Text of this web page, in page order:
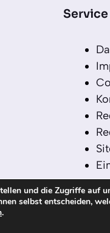
Service
und die Zugriffe auf
selbst entscheiden,
.